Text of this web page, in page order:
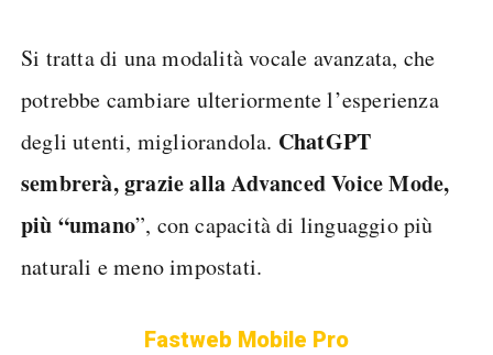
Si tratta di una modalità vocale avanzata, che
potrebbe cambiare ulteriormente l’esperienza
degli utenti, migliorandola. ChatGPT
sembrerà, grazie alla Advanced Voice Mode,
più “umano”, con capacità di linguaggio più
naturali e meno impostati.
Fastweb Mobile Pro